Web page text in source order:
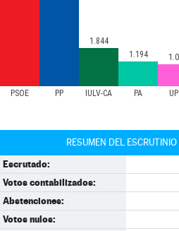
PSOE PP IULV-CA PA
1.844
1.194
RESUMEN DEL
Escrutado:
Votos contabilizados:
Abstenciones:
Votos nulos: